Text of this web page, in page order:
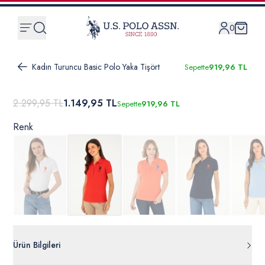
0
Kadın Turuncu Basic Polo Yaka Tişört Sepette919,96 TL
2.299,95 TL1.149,95 TLSepette919,96 TL
Renk
Ürün Bilgileri